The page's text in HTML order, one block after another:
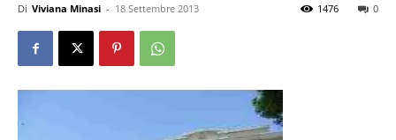
Di Viviana Minasi - 18 Settembre 2013 0
1476